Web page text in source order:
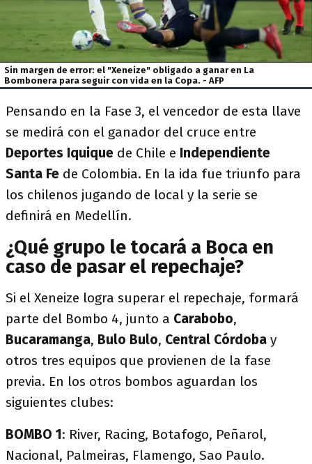
Sin margen de error: el "Xeneize" obligado a ganar en La
Bombonera para seguir con vida en la Copa. - AFP
Pensando en la Fase 3, el vencedor de esta llave
se medirá con el ganador del cruce entre
Deportes Iquique de Chile e Independiente
Santa Fe de Colombia. En la ida fue triunfo para
los chilenos jugando de local y la serie se
definirá en Medellín.
¿Qué grupo le tocará a Boca en
caso de pasar el repechaje?
Si el Xeneize logra superar el repechaje, formará
parte del Bombo 4, junto a Carabobo,
Bucaramanga, Bulo Bulo, Central Córdoba y
otros tres equipos que provienen de la fase
previa. En los otros bombos aguardan los
siguientes clubes:
BOMBO 1: River, Racing, Botafogo, Peñarol,
Nacional, Palmeiras, Flamengo, Sao Paulo.